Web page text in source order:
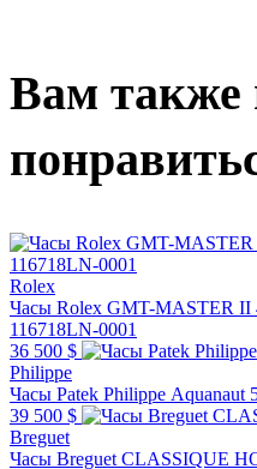
Вам также
Rolex
Часы Rolex GMT-MASTER
116718LN-0001
36 500 $
Philippe
Часы Patek Philippe Aquanaut
39 500 $
Breguet
Часы Breguet CLASSIQUE